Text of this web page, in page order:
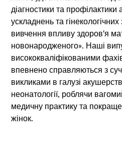
діагностики та профілактики
ускладнень та
вивчення впливу здоров‘я
новонародженого». Наші
висококваліфікованими
впевнено справляються з
викликами в галузі
неонатології, роблячи
медичну практику та
жінок.